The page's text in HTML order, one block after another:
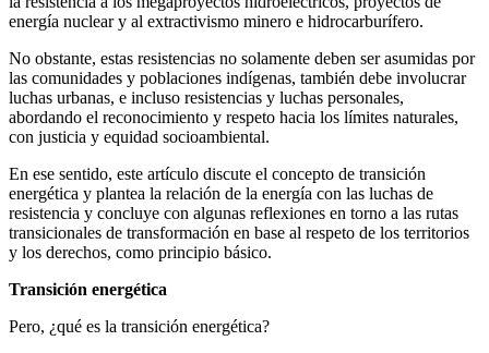
energía nuclear y al extractivismo minero e hidrocarburífero.
No obstante, estas resistencias no solamente deben ser asumidas por
las comunidades y poblaciones indígenas, también debe involucrar
luchas urbanas, e incluso resistencias y luchas personales,
abordando el reconocimiento y respeto hacia los límites naturales,
con justicia y equidad socioambiental.
En ese sentido, este artículo discute el concepto de transición
energética y plantea la relación de la energía con las luchas de
resistencia y concluye con algunas reflexiones en torno a las rutas
transicionales de transformación en base al respeto de los territorios
y los derechos, como principio básico.
Transición energética
Pero, ¿qué es la transición energética?